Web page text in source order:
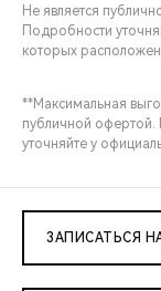
Не является
Подробности
которых расположен
**Максимальная
публичной офертой.
уточняйте у
ЗАПИСАТЬСЯ